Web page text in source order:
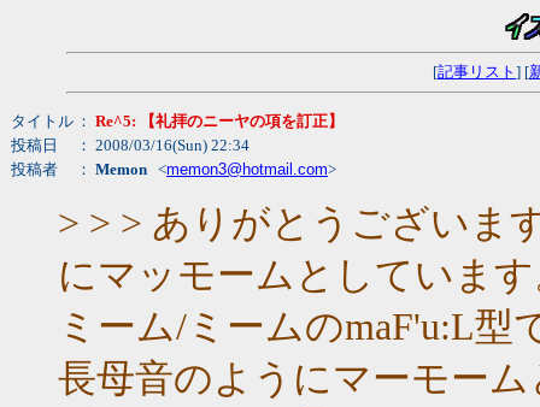
[記事リスト ] [
タイトル ： Re^5: 【礼拝のニーヤの項を訂正】
投稿日
： 2008/03/16(Sun) 22:34
投稿者
： Memon <memon3@hotmail.com>
> > > ありがとうございま
にマッモームとしています
ミーム/ミームのmaF'u:L
長母音のようにマーモー